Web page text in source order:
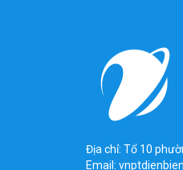
Địa chỉ: Tổ 10
Email: